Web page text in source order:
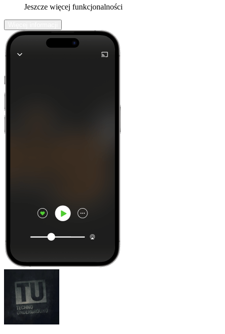
Jeszcze więcej funkcjonalności